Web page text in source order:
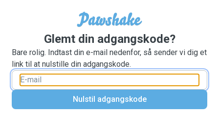
Glemt din adgangskode?
Bare rolig. Indtast din e-mail nedenfor, så sender vi dig et
link til at nulstille din adgangskode.
Nulstil adgangskode